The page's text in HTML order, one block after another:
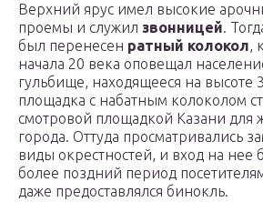
Верхний ярус имел высокие
проемы и служил звонницей.
был перенесен ратный колокол,
начала 20 века оповещал
гульбище, находящееся на высоте
площадка с набатным колоколом
смотровой площадкой Казани для
города. Оттуда просматривались
виды окрестностей, и вход на нее
более поздний период
даже предоставлялся бинокль.